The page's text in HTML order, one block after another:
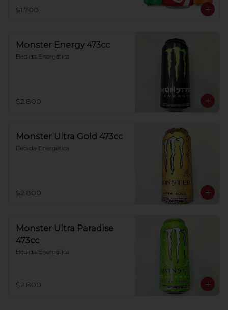
$1.700
Monster Energy 473cc
Bebida Energética
$2.800
Monster Ultra Gold 473cc
Bebida Energética
$2.800
Monster Ultra Paradise
473cc
Bebida Energética
$2.800